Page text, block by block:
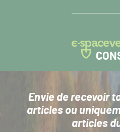
Envie de recevoir
articlesou
articles